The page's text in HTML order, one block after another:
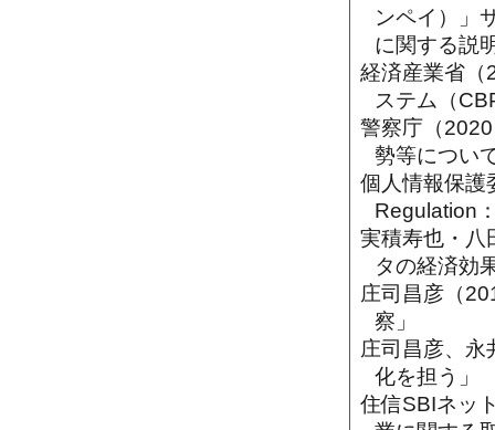
ンペイ）」
に関する説
経済産業省（
ステム（
警察庁（
勢等につい
個人情報保護
Regulation
実積寿也・八
タの経済効
庄司昌彦（
察」
庄司昌彦、永
化を担う」
住信SBIネッ